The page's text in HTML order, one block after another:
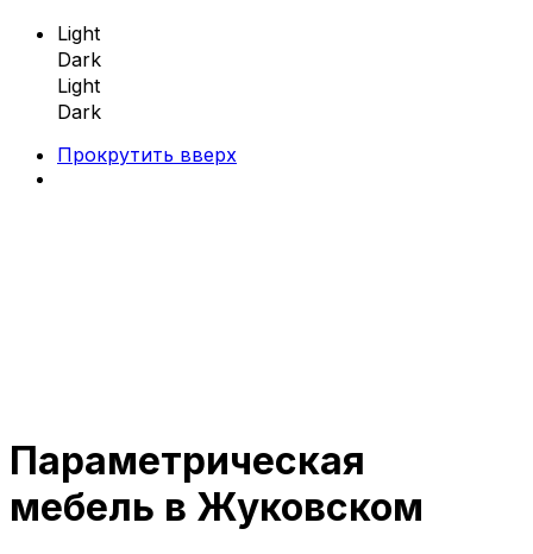
Light
Dark
Light
Dark
Прокрутить вверх
Параметрическая мебель
Параметрические скамейки
Параметрические кресла
Параметрическая
мебель в Жуковском